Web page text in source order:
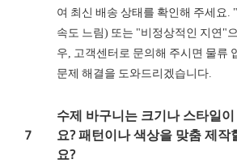
여 최신 배송 상태를 확인해 주세요.
속도 느림) 또는 "비정상적인 지연"
우, 고객센터로 문의해 주시면 물류
문제 해결을 도와드리겠습니다.
7
수제 바구니는 크기나 스타일
요? 패턴이나 색상을 맞춤 제작
요?